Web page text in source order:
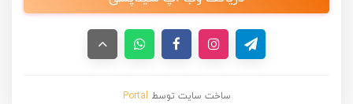
ساخت سایت توسط Portal